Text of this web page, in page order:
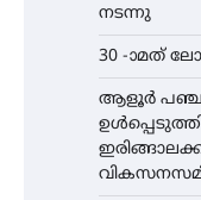
നടന്നു
30 -ാമത്
ആളൂർ